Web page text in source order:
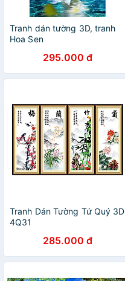
Tranh dán tường 3D, tranh
Hoa Sen
295.000 đ
Tranh Dán Tường Tứ Quý 3D
4Q31
285.000 đ